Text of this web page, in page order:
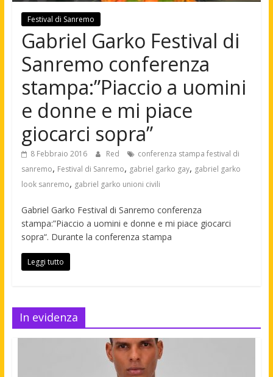
Festival di Sanremo
Gabriel Garko Festival di
Sanremo conferenza
stampa:”Piaccio a uomini
e donne e mi piace
giocarci sopra”
8 Febbraio 2016 Red
conferenza stampa festival di
sanremo, Festival di Sanremo, gabriel garko gay, gabriel garko
look sanremo, gabriel garko unioni civili
Gabriel Garko Festival di Sanremo conferenza
stampa:”Piaccio a uomini e donne e mi piace giocarci
sopra“. Durante la conferenza stampa
Leggi tutto
In evidenza